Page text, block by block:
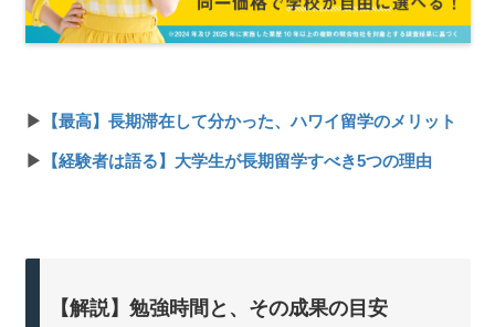
▶ 【最高】長期滞在して分かった、ハワイ留学のメリット
▶ 【経験者は語る】大学生が長期留学すべき5つの理由
【解説】勉強時間と、その成果の目安